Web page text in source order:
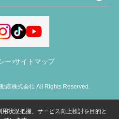
ー サイトマップ
産株式会社 All Rights Reserved.
状況把握、サービス向上検討を目的と